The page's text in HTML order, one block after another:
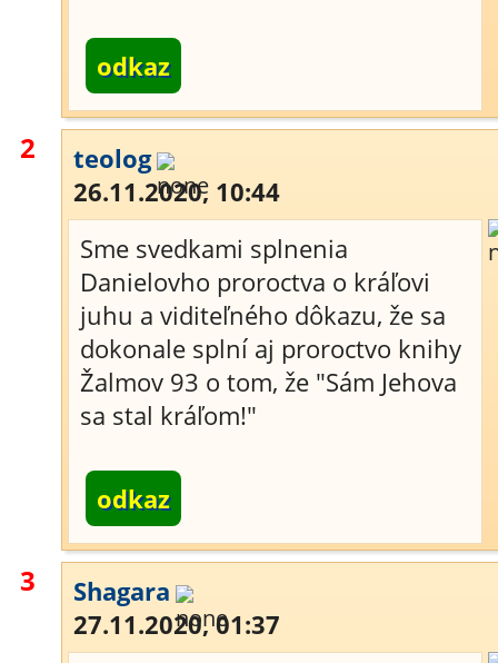
odkaz
2
teolog
26.11.2020, 10:44
Sme svedkami splnenia
Danielovho proroctva o kráľovi
juhu a viditeľného dôkazu, že sa
dokonale splní aj proroctvo knihy
Žalmov 93 o tom, že "Sám Jehova
sa stal kráľom!"
odkaz
3
Shagara
27.11.2020, 01:37